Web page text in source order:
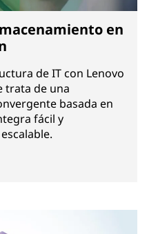
en
de IT con Lenovo
trata de una
basada en
fácil y